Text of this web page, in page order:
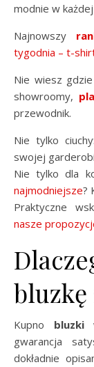
modnie w
Najnowszy
tygodnia – t-
Nie wiesz
showroomy,
przewodnik.
Nie tylko ciuchy:
swojej
Nie tylko dla
najmodniejsze?
Praktyczne
nasze
Kupno bluzki
gwarancja
dokładnie